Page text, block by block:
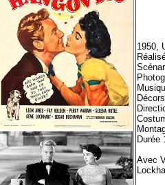
1950,
Durée
Avec